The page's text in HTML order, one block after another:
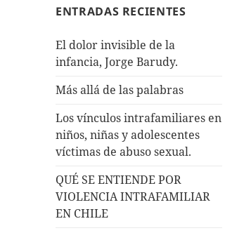
ENTRADAS RECIENTES
El dolor invisible de la
infancia, Jorge Barudy.
Más allá de las palabras
Los vínculos intrafamiliares en
niños, niñas y adolescentes
víctimas de abuso sexual.
QUÉ SE ENTIENDE POR
VIOLENCIA INTRAFAMILIAR
EN CHILE